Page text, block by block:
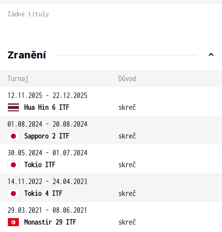
Žádné tituly
Zranění
Turnaj
Důvod
12.11.2025 - 22.12.2025
Hua Hin 6 ITF
skreč
01.08.2024 - 20.08.2024
Sapporo 2 ITF
skreč
30.05.2024 - 01.07.2024
Tokio ITF
skreč
14.11.2022 - 24.04.2023
Tokio 4 ITF
skreč
29.03.2021 - 08.06.2021
Monastir 29 ITF
skreč